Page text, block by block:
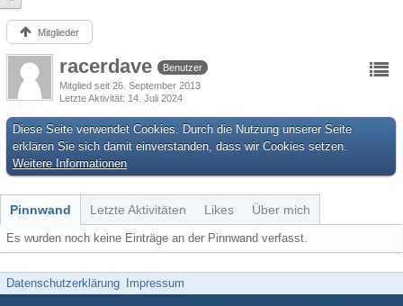
Mitglieder
racerdave
Benutzer
Mitglied seit 26. September 2013
Letzte Aktivität 14. Juli 2024
Diese Seite verwendet Cookies. Durch die Nutzung unserer Seite
erklären Sie sich damit einverstanden, dass wir Cookies setzen.
Weitere Informationen
Pinnwand Letzte Aktivitäten Likes Über mich
Es wurden noch keine Einträge an der Pinnwand verfasst.
Datenschutzerklärung Impressum